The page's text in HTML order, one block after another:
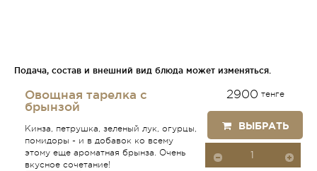
Подача, состав и внешний вид блюда может изменяться.
Овощная тарелка с
брынзой
Кинза, петрушка, зеленый лук, огурцы,
помидоры - и в добавок ко всему
этому еще ароматная брынза. Очень
вкусное сочетание!
2900 тенге
ВЫБРАТЬ